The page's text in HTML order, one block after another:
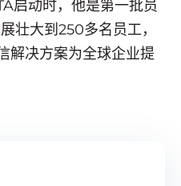
启动时，他是第一批员
壮大到250多名员工，
解决方案为全球企业提